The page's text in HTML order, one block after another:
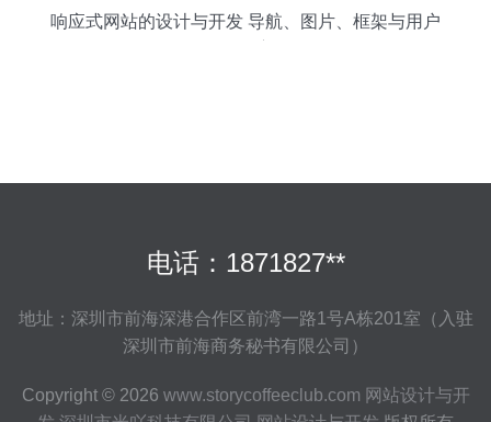
响应式网站的设计与开发 导航、图片、框架与用户
电话：1871827**
地址：深圳市前海深港合作区前湾一路1号A栋201室（入驻
深圳市前海商务秘书有限公司）
Copyright © 2026 www.storycoffeeclub.com 网站设计与开